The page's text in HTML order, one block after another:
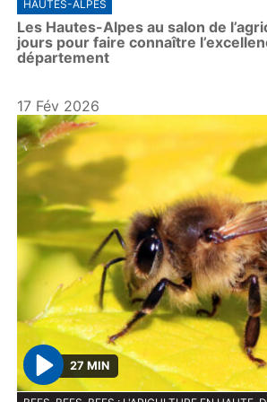
HAUTES-ALPES
​​Les Hautes-Alpes au salon de
jours pour faire connaître
département
17 Fév 2026
P
27 MIN